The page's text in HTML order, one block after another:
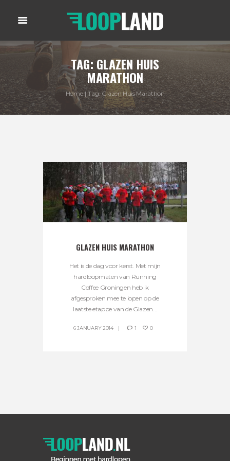
TAG: GLAZEN HUIS
MARATHON
Home Tag: Glazen Huis Marathon
GLAZEN HUIS MARATHON
Het is de dag voor kerst. Met mijn
hardloopmaten van Running
Coffee Groningen heb ik
afgesproken mee te lopen op de
laatste etappe van de Glazen...
6 JANUARY 2014 1 0